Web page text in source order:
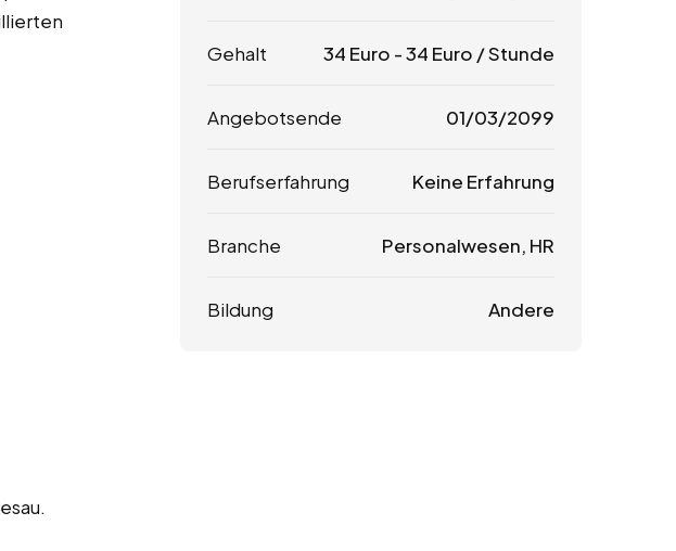
Gehalt 34 Euro -34 Euro / Stunde
Angebotsende 01/03/2099
Berufserfahrung Keine Erfahrung
Branche Personalwesen, HR
Bildung Andere